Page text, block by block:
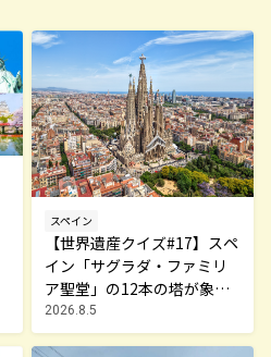
スペイン
【世界遺産クイズ#17】スペ
イン「サグラダ・ファミリ
ア聖堂」の12本の塔が象徴
するものは何？
2026.8.5